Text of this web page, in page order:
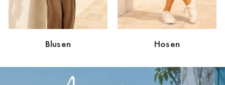
HH-Wandsbek
Hannover
Innsbruck
Kiel-CittiPark
Blusen Hosen